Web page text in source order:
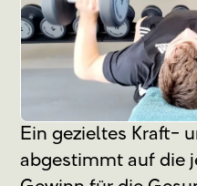
Ein gezieltes Kraft-
abgestimmt auf die